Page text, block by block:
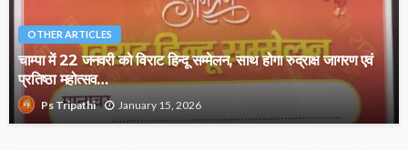
OTHER ARTICLES
चाम्पा में 22 जनवरी को विराट हिन्दू सम्मेलन, साथ होगा रुद्राक्ष जागरण एवं
प्रतिष्ठा महोत्सव…
Ps Tripathi January 15, 2026